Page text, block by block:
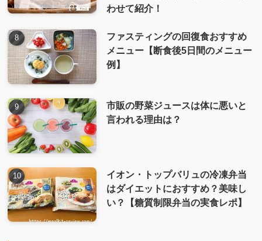
わせて紹介！
ファスティングの回復食おすすめ
メニュー【断食後5日間のメニュー
例】
市販の野菜ジュースは体に悪いと
言われる理由は？
イオン・トップバリュの冷凍弁当
はダイエットにおすすめ？美味し
い？【糖質制限弁当の実食レポ】